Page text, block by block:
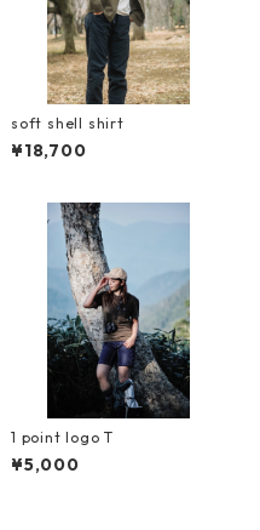
soft shell shirt
¥18,700
1 point logo T
¥5,000